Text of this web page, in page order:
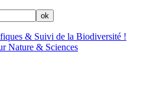
& Suivi de la Biodiversité !
Nature & Sciences